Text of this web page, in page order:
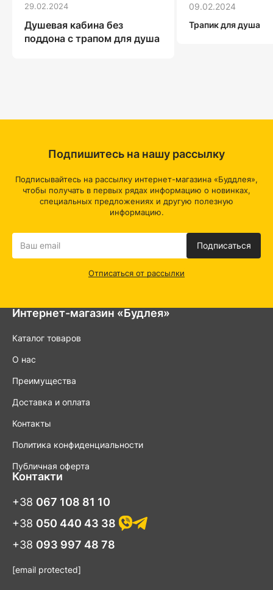
29.02.2024
Душевая кабина без
поддона с трапом для душа
09.02.2024
Трапик для душа
Интернет-магазин «Будлея»
Каталог товаров
О нас
Преимущества
Доставка и оплата
Контакты
Политика конфиденциальности
Публичная оферта
Контакти
+38 067 108 81 10
+38 050 440 43 38
+38 093 997 48 78
[email protected]
Подпишитесь на нашу рассылку
Подписывайтесь на рассылку интернет-магазина «Буддлея»,
чтобы получать в первых рядах информацию о новинках,
специальных предложениях и другую полезную
информацию.
Подписаться
Отписаться от рассылки